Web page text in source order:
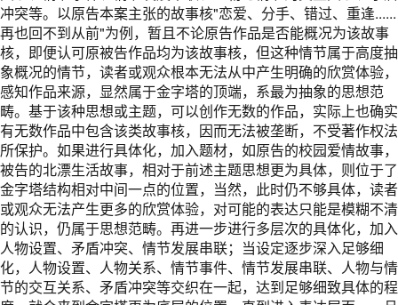
冲突等。以原告本案主张的故事核"恋爱、分手、错过、重逢......
再也回不到从前"为例，暂且不论原告作品是否能概况为该故事
核，即便认可原被告作品均为该故事核，但这种情节属于高度抽
象概况的情节，读者或观众根本无法从中产生明确的欣赏体验，
感知作品来源，显然属于金字塔的顶端，系最为抽象的思想范
畴。基于该种思想或主题，可以创作无数的作品，实际上也确实
有无数作品中包含该类故事核，因而无法被垄断，不受著作权法
所保护。如果进行具体化，加入题材，如原告的校园爱情故事，
被告的北漂生活故事，相对于前述主题思想更为具体，则位于了
金字塔结构相对中间一点的位置，当然，此时仍不够具体，读者
或观众无法产生更多的欣赏体验，对可能的表达只能是模糊不清
的认识，仍属于思想范畴。再进一步进行多层次的具体化，加入
人物设置、矛盾冲突、情节发展串联；当设定逐步深入足够细
化，人物设置、人物关系、情节事件、情节发展串联、人物与情
节的交互关系、矛盾冲突等交织在一起，达到足够细致具体的程